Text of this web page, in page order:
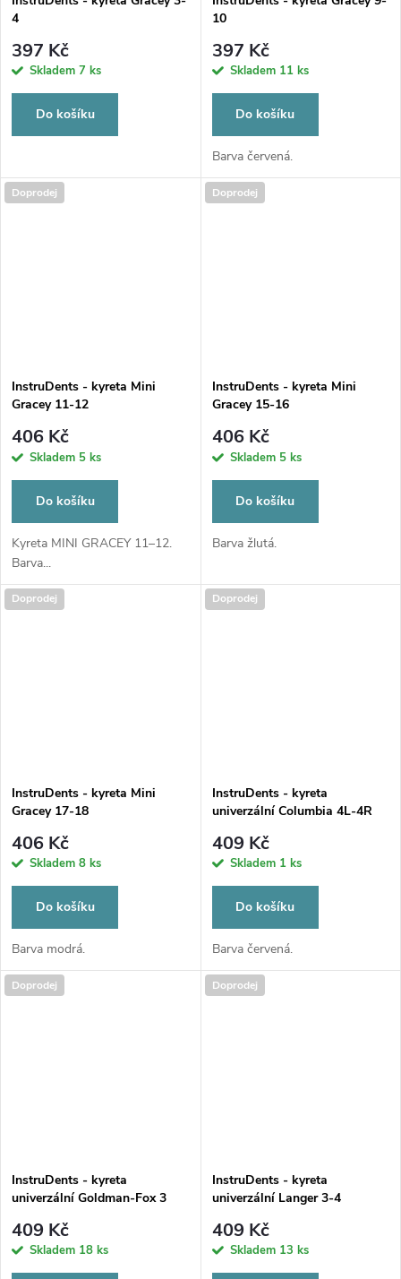
4
397 Kč
Skladem 7 ks
Do košíku
10
397 Kč
Skladem 11 ks
Do košíku
Barva červená.
Doprodej
InstruDents - kyreta Mini
Gracey 11-12
406 Kč
Skladem 5 ks
Do košíku
Kyreta MINI GRACEY 11–12.
Barva...
Doprodej
InstruDents - kyreta Mini
Gracey 15-16
406 Kč
Skladem 5 ks
Do košíku
Barva žlutá.
Doprodej
InstruDents - kyreta Mini
Gracey 17-18
406 Kč
Skladem 8 ks
Do košíku
Barva modrá.
Doprodej
InstruDents - kyreta
univerzální Columbia 4L-4R
409 Kč
Skladem 1 ks
Do košíku
Barva červená.
Doprodej
InstruDents - kyreta
univerzální Goldman-Fox 3
409 Kč
Skladem 18 ks
Doprodej
InstruDents - kyreta
univerzální Langer 3-4
409 Kč
Skladem 13 ks